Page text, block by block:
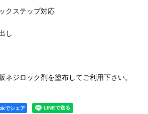
クステップ対応
し
ネジロック剤を塗布してご利用下さい。
でシェア